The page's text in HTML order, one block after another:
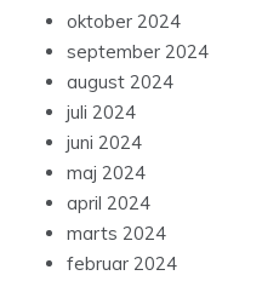
oktober 2024
september 2024
august 2024
juli 2024
juni 2024
maj 2024
april 2024
marts 2024
februar 2024